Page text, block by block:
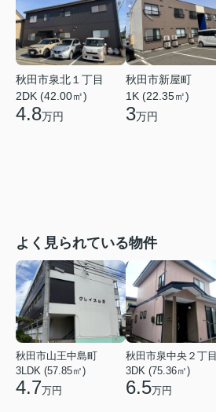
秋田市泉北１丁目
2DK (42.00㎡)
4.8万円
秋田市新屋町
1K (22.35㎡)
3万円
よく見られている物件
秋田市山王中島町
3LDK (57.85㎡)
4.7万円
秋田市泉中央２丁目
3DK (75.36㎡)
6.5万円